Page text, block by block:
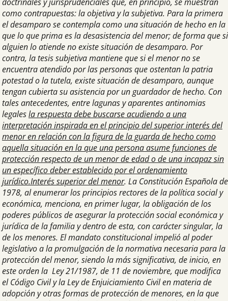
como contrapuestas: la objetiva y la subjetiva. Para la primera
el desamparo se contempla como una situación de hecho en la
que lo que prima es la desasistencia del menor; de forma que si
alguien lo atiende no existe situación de desamparo. Por
contra, la tesis subjetiva mantiene que si el menor no se
encuentra atendido por las personas que ostentan la patria
potestad o la tutela, existe situación de desamparo, aunque
tengan cubierta su asistencia por un guardador de hecho. Con
tales antecedentes, entre lagunas y aparentes antinomias
legalesla respuesta debe buscarse acudiendo a una
interpretación inspirada en el principio del superior interés del
menor en relación con la figura de la guarda de hecho como
aquella situación en la que una persona asume funciones de
protección respecto de un menor de edad o de una incapaz sin
un específico deber establecido por el ordenamiento
jurídico.Interés superior del menor. La Constitución Española de
1978, al enumerar los principios rectores de la política social y
económica, menciona, en primer lugar, la obligación de los
poderes públicos de asegurar la protección social económica y
jurídica de la familia y dentro de esta, con carácter singular, la
de los menores. El mandato constitucional impelió al poder
legislativo a la promulgación de la normativa necesaria para la
protección del menor, siendo la más significativa, de inicio, en
este orden la Ley 21/1987, de 11 de noviembre, que modifica
el Código Civil y la Ley de Enjuiciamiento Civil en materia de
adopción y otras formas de protección de menores, en la que